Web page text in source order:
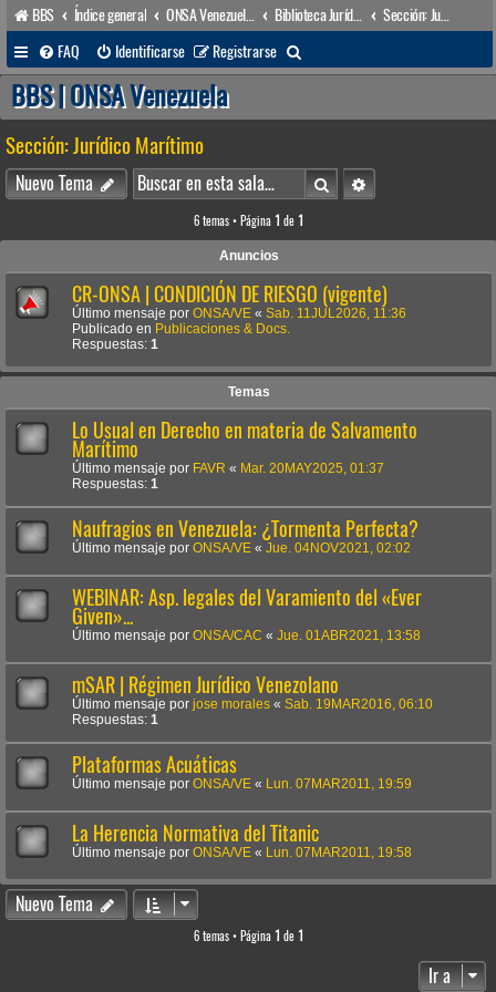
BBS Índice general Biblioteca Jurídica • Dr. Francisco Villarroel •
Sección: Jurídico Marítimo
FAQ
Identificarse Registrarse
u
a
r
BBS | ONSA Venezuela
Sección: Jurídico Marítimo
Nuevo Tema BuscarBúsqueda avanzada
6 temas • Página 1 de 1
Anuncios
CR-ONSA | CONDICIÓN DE RIESGO (vigente)
Último mensaje por ONSA/VE « Sab. 11JUL2026, 11:36
Publicado en Publicaciones & Docs.
Respuestas: 1
Temas
Lo Usual en Derecho en materia de Salvamento
Marítimo
Último mensaje por FAVR « Mar. 20MAY2025, 01:37
Respuestas: 1
Naufragios en Venezuela: ¿Tormenta Perfecta?
Último mensaje por ONSA/VE « Jue. 04NOV2021, 02:02
WEBINAR: Asp. legales del Varamiento del «Ever
Given»...
Último mensaje por ONSA/CAC « Jue. 01ABR2021, 13:58
mSAR | Régimen Jurídico Venezolano
Último mensaje por jose morales « Sab. 19MAR2016, 06:10
Respuestas: 1
Plataformas Acuáticas
Último mensaje por ONSA/VE « Lun. 07MAR2011, 19:59
La Herencia Normativa del Titanic
Último mensaje por ONSA/VE « Lun. 07MAR2011, 19:58
Nuevo Tema
6 temas • Página 1 de 1
Ir a